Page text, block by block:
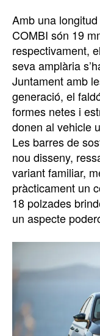
Amb una
COMBI són 19
respectivament,
seva amplària
Juntament amb
generació, el
formes netes i
donen al vehicle
Les barres de
nou disseny,
variant familiar,
pràcticament un
18 polzades
un aspecte